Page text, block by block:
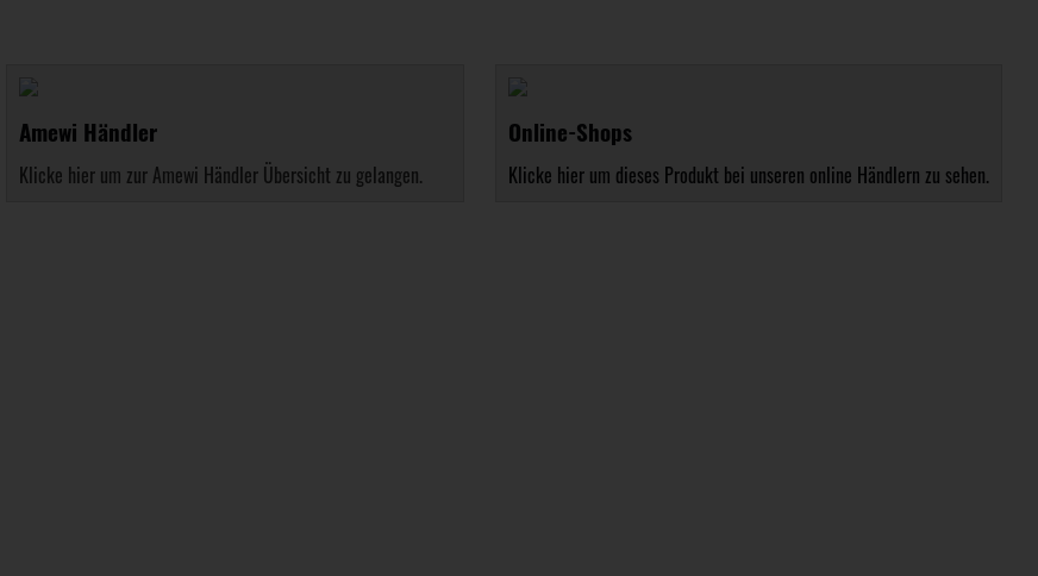
Amewi Händler
Klicke hier um zur Amewi Händler Übersicht zu gelangen.
Online-Shops
Klicke hier um dieses Produkt bei unseren online Händlern zu sehen.